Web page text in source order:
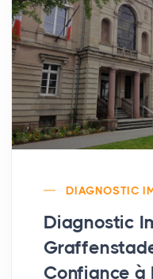
DIAGNOSTIC
Diagnostic
Confiance à